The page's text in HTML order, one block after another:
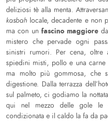
deliziosi tè alla menta.
kasbah locale, decadente e non
ma con un fascino maggiore
mistero che pervade ogni
sinistri rumori. Per cena, oltre
spiedini misti, pollo e una
ma molto più gommosa, che
digestione. Dalla terrazza
sul palmeto, ci godiamo la
qui nel mezzo delle gole le
condizionata e il caldo la fa da